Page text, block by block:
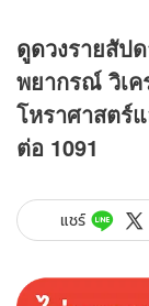
ดูดวงรายสัป
พยากรณ์ วิเค
โหราศาสตร์
ต่อ 1091
แชร์